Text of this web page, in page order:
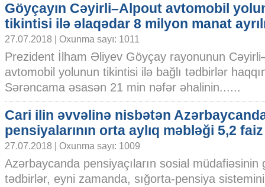
Göyçayın Cəyirli–Alpout avtomobil
tikintisi ilə əlaqədar 8 milyon manat
27.07.2018 | Oxunma sayı: 1011
Prezident İlham Əliyev Göyçay rayonunun
avtomobil yolunun tikintisi ilə bağlı tədbirlər
Sərəncama əsasən 21 min nəfər əhalinin......
Cari ilin əvvəlinə nisbətən
pensiyalarının orta aylıq məbləği 5,2 faiz
27.07.2018 | Oxunma sayı: 1009
Azərbaycanda pensiyaçıların sosial
tədbirlər, eyni zamanda, sığorta-pensiya